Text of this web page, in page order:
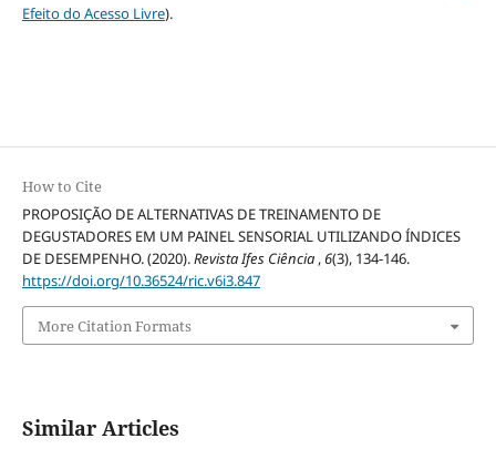
Efeito do Acesso Livre).
How to Cite
PROPOSIÇÃO DE ALTERNATIVAS DE TREINAMENTO DE
DEGUSTADORES EM UM PAINEL SENSORIAL UTILIZANDO ÍNDICES
DE DESEMPENHO. (2020).Revista Ifes Ciência ,6(3), 134-146.
https://doi.org/10.36524/ric.v6i3.847
More Citation Formats
Similar Articles